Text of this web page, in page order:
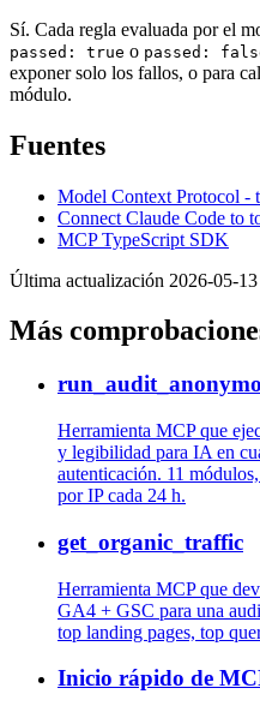
Sí. Cada regla evaluada por el
passed: true o passed:
exponer solo los fallos, o para
módulo.
Fuentes
Model Context Protocol -
Connect Claude Code to
MCP TypeScript SDK
Última actualización 2026-05-13
Más
Herramienta MCP que
y legibilidad para IA en
autenticación. 11
por IP cada 24 h.
get_organic_traffic
Herramienta MCP que
GA4 + GSC para una
top landing pages, top
Inicio rápido de